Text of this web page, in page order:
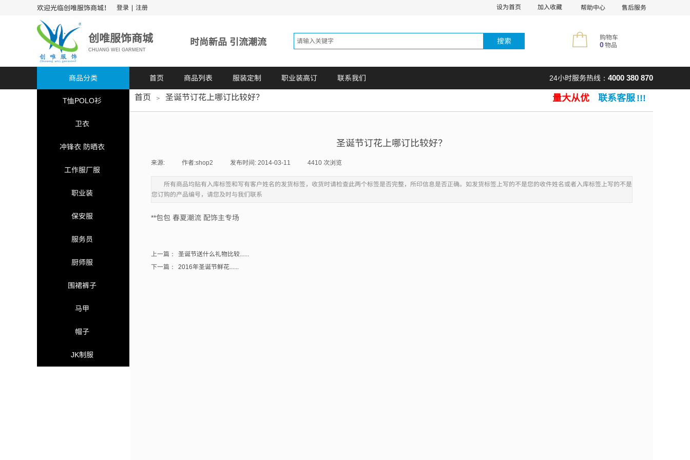
帮助中心
欢迎光临创唯服饰商城！ 设为首页 加入收藏
登录 注册 售后服务
时尚新品 引流潮流 购物车
0物品
搜索
​​​创唯服饰商城
CHUANG WEI GARMENT
商品分类 首页 商品列表 服装定制 职业装高订 联系我们 24小时服务热线： 4000 380 870
T恤POLO衫
卫衣
冲锋衣 防晒衣
工作服厂服
职业装
保安服
服务员
厨师服
围裙裤子
马甲
帽子
JK制服
首页 ＞ 圣诞节订花上哪订比较好？ ​量大从优 联系客服 !!!
圣诞节订花上哪订比较好？
来源: 作者:shop2 发布时间: 2014-03-11 4410 次浏览
所有商品均贴有入库标签和写有客户姓名的发货标签，收货时请检查此两个标签是否完整，所印信息是否正确。如发货标签上写的不是您的收件姓名或者入库标签上写的不是
您订购的产品编号，请您及时与我们联系
**包包 春夏潮流 配饰主专场
上一篇：
圣诞节送什么礼物比较......
下一篇：
2016年圣诞节鲜花......